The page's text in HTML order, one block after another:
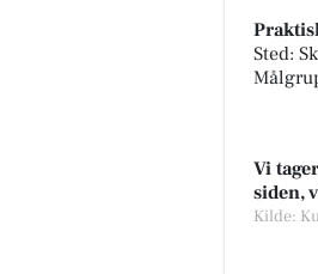
Sted:
Vi
siden,
Kilde: